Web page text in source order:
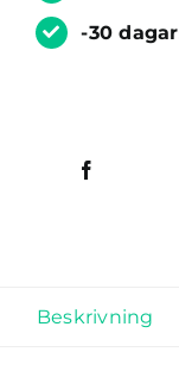
-30
Beskrivning